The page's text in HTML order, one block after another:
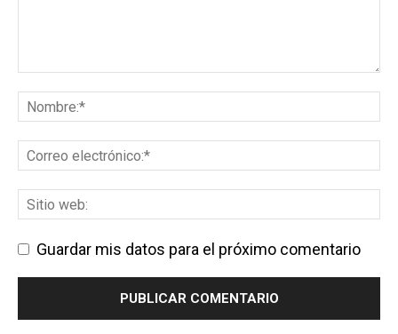
Guardar mis datos para el próximo comentario